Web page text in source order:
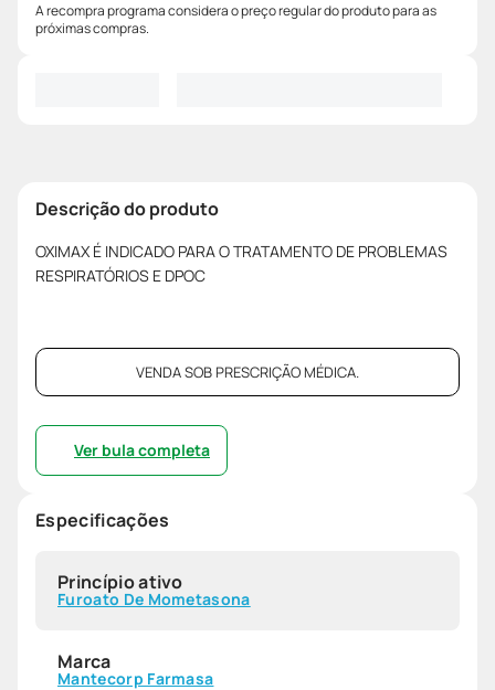
A recompra programa considera o preço regular do produto para as
próximas compras.
Descrição do produto
OXIMAX É INDICADO PARA O TRATAMENTO DE PROBLEMAS
RESPIRATÓRIOS E DPOC
VENDA SOB PRESCRIÇÃO MÉDICA.
Ver bula completa
Especificações
Princípio ativo
Furoato De Mometasona
Marca
Mantecorp Farmasa